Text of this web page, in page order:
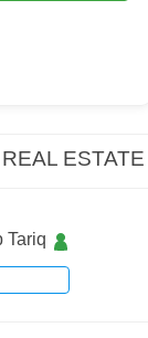
ESTATE